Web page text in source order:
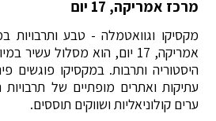
מרכז אמריקה, 17 יום
מקסיקו וגוואטמלה - טבע ותרבויות
אמריקה, 17 יום, הוא מסלול
היסטוריה ותרבות. במקסיקו פוגשים
עתיקות ואתרים מופתיים של
ערים קולוניאליות ושווקים תוססים.